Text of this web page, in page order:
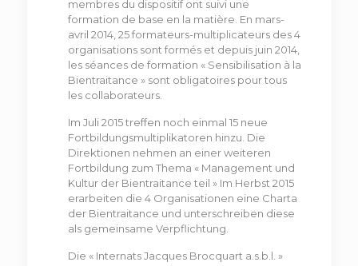
membres du dispositif ont suivi une
formation de base en la matière. En mars-
avril 2014, 25 formateurs-multiplicateurs des 4
organisations sont formés et depuis juin 2014,
les séances de formation « Sensibilisation à la
Bientraitance » sont obligatoires pour tous
les collaborateurs.
Im Juli 2015 treffen noch einmal 15 neue
Fortbildungsmultiplikatoren hinzu. Die
Direktionen nehmen an einer weiteren
Fortbildung zum Thema « Management und
Kultur der Bientraitance teil » Im Herbst 2015
erarbeiten die 4 Organisationen eine Charta
der Bientraitance und unterschreiben diese
als gemeinsame Verpflichtung.
Die « Internats Jacques Brocquart a.s.b.l. »